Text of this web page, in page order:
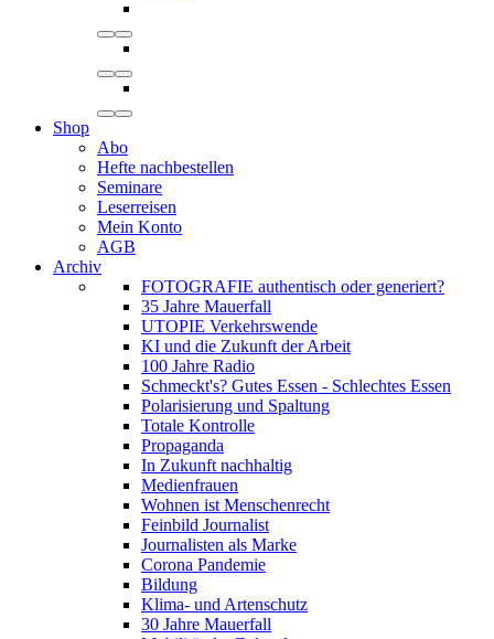
Shop
Abo
Hefte nachbestellen
Seminare
Leserreisen
Mein Konto
AGB
Archiv
FOTOGRAFIE authentisch oder generiert?
35 Jahre Mauerfall
UTOPIE Verkehrswende
KI und die Zukunft der Arbeit
100 Jahre Radio
Schmeckt's? Gutes Essen - Schlechtes Essen
Polarisierung und Spaltung
Totale Kontrolle
Propaganda
In Zukunft nachhaltig
Medienfrauen
Wohnen ist Menschenrecht
Feinbild Journalist
Journalisten als Marke
Corona Pandemie
Bildung
Klima- und Artenschutz
30 Jahre Mauerfall